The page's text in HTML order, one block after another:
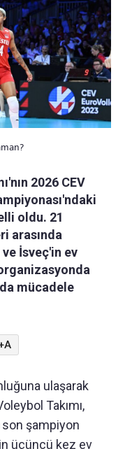
2026 CEV
oldu. 21
arasında
İsveç'in ev
mücadele
ulaşarak
Takımı,
son şampiyon
üçüncü kez ev